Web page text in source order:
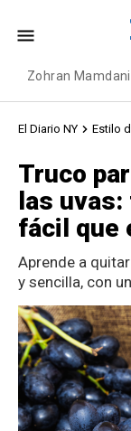
Zohran Mamdani
El Diario NY Estilo
Truco
las
fácil que
Aprende a
y sencilla, con